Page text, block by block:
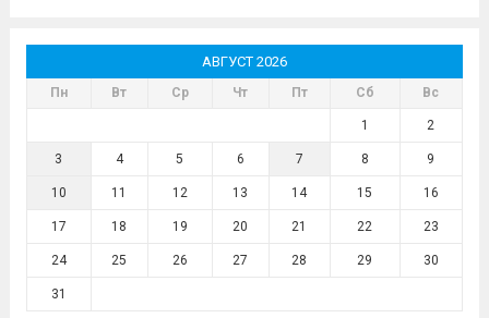
АВГУСТ 2026
Пн Вт Ср Чт Пт Сб Вс
1 2
3 4 5 6 7 8 9
10 11 12 13 14 15 16
17 18 19 20 21 22 23
24 25 26 27 28 29 30
31